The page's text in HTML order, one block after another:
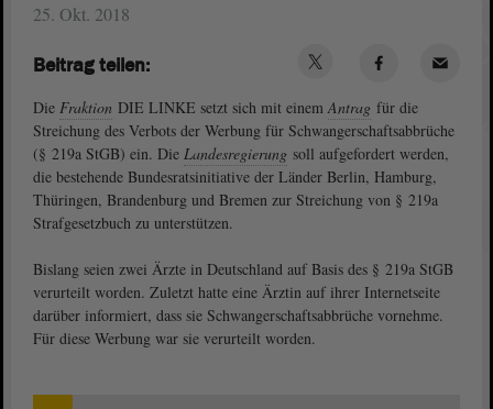
25. Okt. 2018
Die Fraktion DIE LINKE setzt sich mit einemAntrag für die
Streichung des Verbots der Werbung für Schwangerschaftsabbrüche
(§ 219a StGB) ein. Die Landesregierung soll aufgefordert werden,
die bestehende Bundesratsinitiative der Länder Berlin, Hamburg,
Thüringen, Brandenburg und Bremen zur Streichung von § 219a
Strafgesetzbuch zu unterstützen.
Bislang seien zwei Ärzte in Deutschland auf Basis des § 219a StGB
verurteilt worden. Zuletzt hatte eine Ärztin auf ihrer Internetseite
darüber informiert, dass sie Schwangerschaftsabbrüche vornehme.
Für diese Werbung war sie verurteilt worden.
Beitrag teilen: